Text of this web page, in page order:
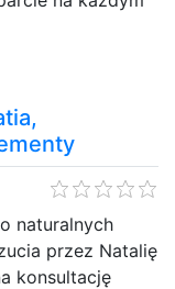
naturalnych
przez Natalię
konsultację